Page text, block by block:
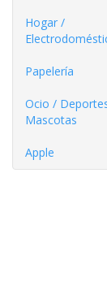
Hogar /
Papelería
Ocio /
Mascotas
Apple